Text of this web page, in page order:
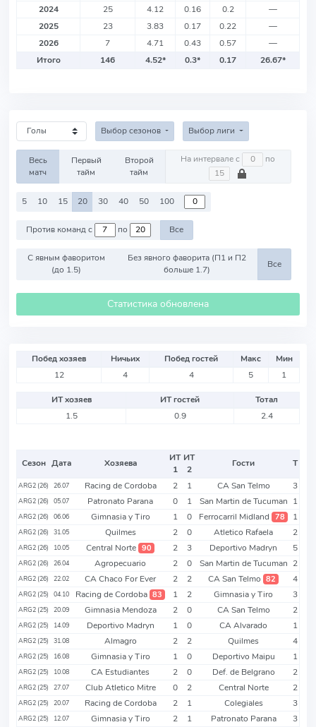
2024
25 4.12 0.16 0.2
—
2025
23 3.83 0.17 0.22
—
2026
7 4.71 0.43 0.57
—
Итого
146 4.52* 0.3* 0.17 26.67*
Выбор сезонов Выбор лиги
Весь
матч
Первый
тайм
Второй
тайм
На интервале с по
5 10 15 20 30 40 50 100
Против команд с по Все
С явным фаворитом
(до 1.5)
Без явного фаворита (П1 и П2
больше 1.7)
Все
Статистика обновлена
Побед хозяев Ничьих Побед гостей Макс
Мин
12
4 4 5 1
ИТ хозяев ИТ гостей
Тотал
1.5
0.9 2.4
Сезон Дата Хозяева
ИТ
1
ИТ
2
Гости Т
ARG2 (26) 26.07 Racing de Cordoba 2 1 CA San Telmo 3
ARG2 (26) 05.07 Patronato Parana 0 1 San Martin de Tucuman 1
ARG2 (26) 06.06 Gimnasia y Tiro 1 0 Ferrocarril Midland 78 1
ARG2 (26) 31.05 Quilmes 2 0 Atletico Rafaela 2
ARG2 (26) 10.05 Central Norte 90 2 3 Deportivo Madryn 5
ARG2 (26) 26.04 Agropecuario 2 0 San Martin de Tucuman 2
ARG2 (26) 22.02 CA Chaco For Ever 2 2 CA San Telmo 82 4
ARG2 (25) 04.10 Racing de Cordoba 83 1 2 Gimnasia y Tiro 3
ARG2 (25) 20.09 Gimnasia Mendoza 2 0 CA San Telmo 2
ARG2 (25) 14.09 Deportivo Madryn 1 0 CA Alvarado 1
ARG2 (25) 31.08 Almagro 2 2 Quilmes 4
ARG2 (25) 16.08 Gimnasia y Tiro 1 0 Deportivo Maipu 1
ARG2 (25) 10.08 CA Estudiantes 2 0 Def. de Belgrano 2
ARG2 (25) 27.07 Club Atletico Mitre 0 2 Central Norte 2
ARG2 (25) 20.07 Racing de Cordoba 2 1 Colegiales 3
ARG2 (25) 12.07 Gimnasia y Tiro 2 1 Patronato Parana 3